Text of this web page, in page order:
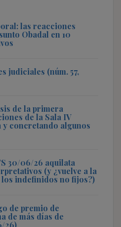
las reacciones
Obadal en 10
judiciales (núm. 57,
de la primera
de la Sala IV
concretando algunos
30/06/26 aquilata
(y ¿vuelve a la
indefinidos no fijos?)
de premio de
de más días de
26)